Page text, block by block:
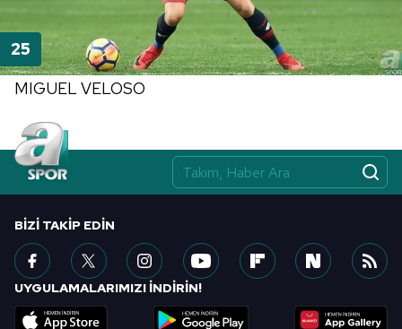
MIGUEL VELOSO
BIZI TAKIP EDIN
UYGULAMALARIMIZI İNDİRİN!